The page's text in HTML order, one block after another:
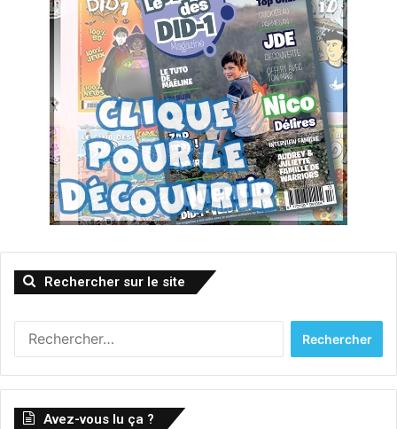
Rechercher sur le site
h
Avez-vous lu ça ?